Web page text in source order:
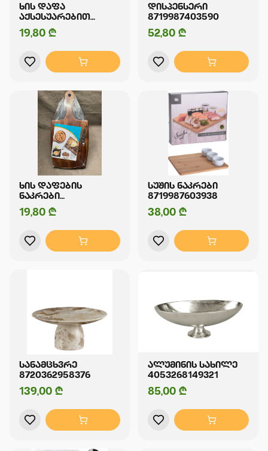
ᲮᲘᲡ ᲓᲐᲤᲐ
ᲐᲥᲡᲔᲡᲣᲐᲠᲔᲑᲘᲗ
8721037113076
19,80 ₾
ᲓᲘᲡᲞᲔᲜᲡᲔᲠᲘ
8719987403590
52,80 ₾
ᲮᲘᲡ ᲓᲐᲤᲔᲑᲘᲡ
ᲜᲐᲙᲠᲔᲑᲘ
1905202318856
19,80 ₾
ᲡᲣᲨᲘᲡ ᲜᲐᲙᲠᲔᲑᲘ
8719987603938
38,00 ₾
ᲡᲐᲜᲐᲛᲪᲮᲕᲠᲔ
8720362958376
139,00 ₾
ᲐᲚᲣᲛᲘᲜᲘᲡ ᲡᲐᲮᲘᲚᲔ
4053268149321
85,00 ₾